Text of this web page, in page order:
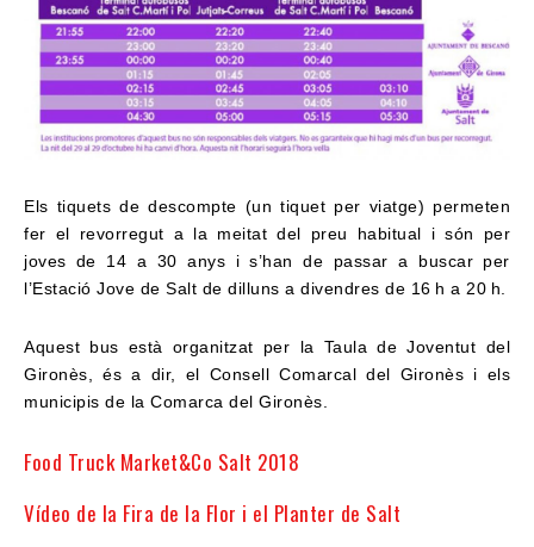
Els tiquets de descompte (un tiquet per viatge) permeten
fer el revorregut a la meitat del preu habitual i són per
joves de 14 a 30 anys i s’han de passar a buscar per
l’Estació Jove de Salt de dilluns a divendres de 16 h a 20 h.
Aquest bus està organitzat per la Taula de Joventut del
Gironès, és a dir, el Consell Comarcal del Gironès i els
municipis de la Comarca del Gironès.
Food Truck Market&Co Salt 2018
Vídeo de la Fira de la Flor i el Planter de Salt